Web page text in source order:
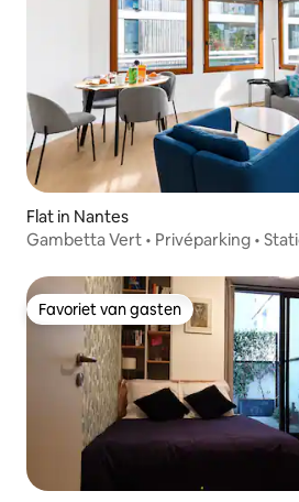
Flat in Nantes
Gambetta Vert • Privéparking •
Favoriet van gasten
Favoriet van gasten